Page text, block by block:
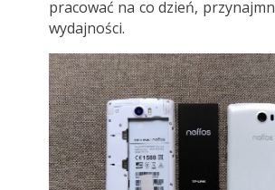
pracować na co dzień,
wydajności.